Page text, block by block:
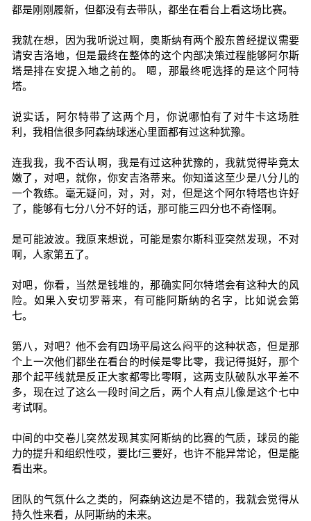
都是刚刚履新，但都没有去带队，都坐在看台上看这场比赛。
我就在想，因为我听说过啊，奥斯纳有两个股东曾经提议需要
请安吉洛地，但是最终在整体的这个内部决策过程能够阿尔斯
塔是排在安提入地之前的。 嗯，那最终呢选择的是这个阿特
塔。
说实话，阿尔特带了这两个月，你说哪怕有了对牛卡这场胜
利，我相信很多阿森纳球迷心里面都有过这种犹豫。
连我我，我不否认啊，我是有过这种犹豫的，我就觉得毕竟太
嫩了，对吧，就你，你安吉洛蒂来。你知道这至少是八分儿的
一个教练。毫无疑问，对，对，对，但是这个阿尔特塔也许好
了，能够有七分八分不好的话，那可能三四分也不奇怪啊。
是可能波波。我原来想说，可能是索尔斯科亚突然发现，不对
啊，人家第五了。
对吧，你看，当然是钱堆的，那确实阿尔特塔会有这种大的风
险。如果入安切罗蒂来，有可能阿斯纳的名字，比如说会第
七。
第八，对吧？他不会有四场平局这么闷平的这种状态，但是那
个上一次他们都坐在看台的时候是零比零，我记得挺好，那个
那个起平线就是反正大家都零比零啊，这两支队破队水平差不
多，现在过了这么一段时间之后，两个人有点儿像是这个七中
考试啊。
中间的中交卷儿突然发现其实阿斯纳的比赛的气质，球员的能
力的提升和组织性哎，要比f三要好，也许不能异常论，但是能
看出来。
团队的气氛什么之类的，阿森纳这边是不错的，我就会觉得从
持久性来看，从阿斯纳的未来。